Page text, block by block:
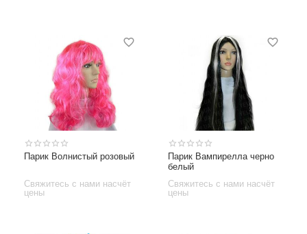
Парик Волнистый розовый
Свяжитесь с нами насчёт
цены
Парик Вампирелла черно
белый
Свяжитесь с нами насчёт
цены